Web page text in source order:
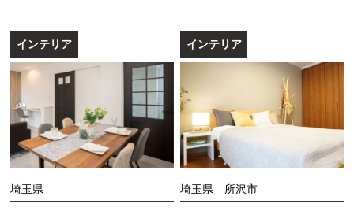
インテリア
埼玉県
インテリア
埼玉県 所沢市